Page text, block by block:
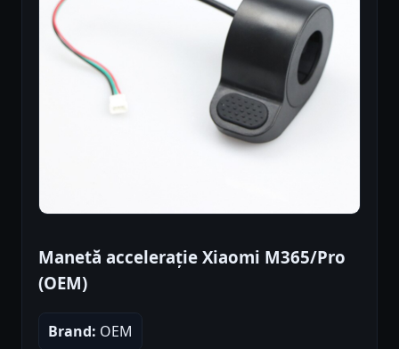
Manetă accelerație Xiaomi M365/Pro
(OEM)
Brand: OEM